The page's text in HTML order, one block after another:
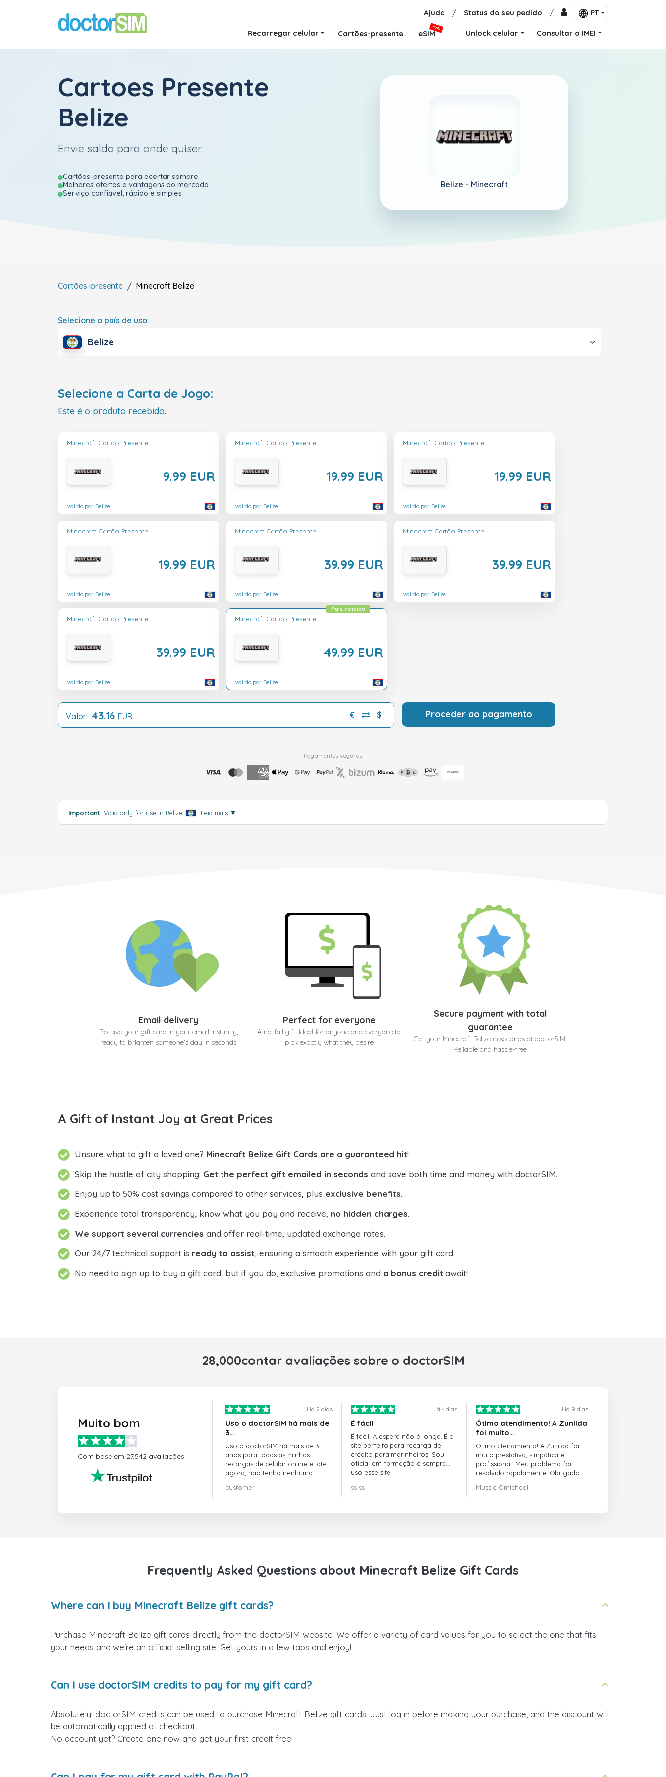
Ajuda / Status do seu pedido / PT
Recarregar celular Cartões-presente eSIM
NOVO
Unlock celular Consultar o IMEI
Cartoes Presente
Belize
Envie saldo para onde quiser
Cartões-presente para acertar sempre.
Melhores ofertas e vantagens do mercado
Serviço confiável, rápido e simples
Belize - Minecraft
Cartões-presente Minecraft Belize
Selecione o país de uso:
Belize
Selecione a Carta de Jogo:
Este é o produto recebido.
Minecraft Cartão Presente
9.99 EUR
Válido por Belize
Minecraft Cartão Presente
19.99 EUR
Válido por Belize
Minecraft Cartão Presente
19.99 EUR
Válido por Belize
Minecraft Cartão Presente
19.99 EUR
Válido por Belize
Minecraft Cartão Presente
39.99 EUR
Válido por Belize
Minecraft Cartão Presente
39.99 EUR
Válido por Belize
Minecraft Cartão Presente
39.99 EUR
Válido por Belize
Minecraft Cartão Presente
49.99 EUR
Mais vendido
Válido por Belize
Valor: 43.16 EUR € $ Proceder ao pagamento
Pagamentos seguros
Important: Valid only for use in Belize Leia mais ▼
Email delivery
Receive your gift card in your email instantly,
ready to brighten someone's day in seconds
Perfect for everyone
A no-fail gift! Ideal for anyone and everyone to
pick exactly what they desire
Secure payment with total
guarantee
Get your Minecraft Belize in seconds at doctorSIM.
Reliable and hassle-free
A Gift of Instant Joy at Great Prices
Unsure what to gift a loved one? Minecraft Belize Gift Cards are a guaranteed hit!
Skip the hustle of city shopping. Get the perfect gift emailed in seconds and save both time and money with doctorSIM.
Enjoy up to 50% cost savings compared to other services, plus exclusive benefits.
Experience total transparency; know what you pay and receive, no hidden charges.
We support several currencies and offer real-time, updated exchange rates.
Our 24/7 technical support is ready to assist, ensuring a smooth experience with your gift card.
No need to sign up to buy a gift card, but if you do, exclusive promotions and a bonus credit await!
28,000contar avaliações sobre o doctorSIM
Muito bom
Com base em 27,542 avaliações
Há 2 dias
Uso o doctorSIM há mais de
3…
Uso o doctorSIM há mais de 3
anos para todas as minhas
recargas de celular online e, até
agora, não tenho nenhuma
customer
Há 4 dias
É fácil
É fácil. A espera não é longa. É o
site perfeito para recarga de
crédito para marinheiros. Sou
oficial em formação e sempre
uso esse site.
ss ss
Há 9 dias
Ótimo atendimento! A Zunilda
foi muito…
Ótimo atendimento! A Zunilda foi
muito prestativa, simpática e
profissional. Meu problema foi
resolvido rapidamente. Obrigado
Mussie Omicheal
Frequently Asked Questions about Minecraft Belize Gift Cards
Where can I buy Minecraft Belize gift cards?
Purchase Minecraft Belize gift cards directly from the doctorSIM website. We offer a variety of card values for you to select the one that fits
your needs and we're an official selling site. Get yours in a few taps and enjoy!
Can I use doctorSIM credits to pay for my gift card?
Absolutely! doctorSIM credits can be used to purchase Minecraft Belize gift cards. Just log in before making your purchase, and the discount will
be automatically applied at checkout.
No account yet? Create one now and get your first credit free!